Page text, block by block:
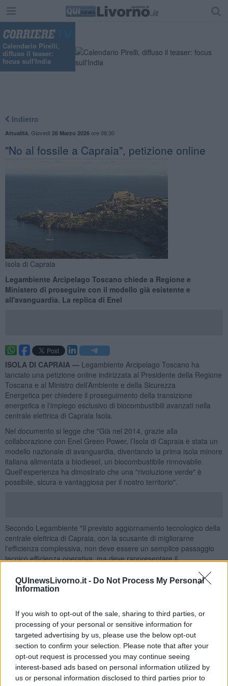
QUInewsLivorno.it - Do Not Process My Personal
Information
If you wish to opt-out of the sale, sharing to third parties, or
processing of your personal or sensitive information for
targeted advertising by us, please use the below opt-out
section to confirm your selection. Please note that after your
opt-out request is processed you may continue seeing
interest-based ads based on personal information utilized by
us or personal information disclosed to third parties prior to
Calendario Pirelli,
diffuso il teaser:
focus sull'India
Indietro
Attualità Giovedì 26 Marzo 2026ore 06:30
"No al fossile a Capraia", petizione online
Isola di Capraia
Legambiente Arcipelago Toscano chiede a Regione e
Ministero di proseguire con il modello già esistente e
all'avanguardia. La replica di Enel
ISOLA DI CAPRAIA — Legambiente Arcipelago Toscano ha
lanciato una petizione online indirizzata al Presidente della Regione
Toscana e al Ministro dell’Ambiente e della Sicurezza
Energetica per chiedere il proseguimento della transizione
energetica e l'impiego esclusivo di biocombustibili avanzati nella
centrale elettrica di Capraia Isola.
Nel documento si legge che "Già nel 2014, grazie alla
collaborazione con Enel Green Power, l’Isola di Capraia è stata un
modello nazionale di avanguardia, diventando la prima isola minore
italiana alimentata a biodiesel, un biocombustibile rinnovabile.
Quell'esperienza ha dimostrato che una "rivoluzione verde" è
possibile, sicura e vantaggiosa per il nostro territorio".
Secondo Legambiente "Il previsto aggiornamento tecnologico della
centrale elettrica di Capraia, con la scusante di migliorarne
l'efficienza complessiva, non deve essere un semplice passaggio
tecnico efficienza operativa, ma deve rappresentare il
Non possiamo accettare un ritorno a logiche fossili superate che
ignorano gli obiettivi di decarbonizzazione fissati dall'Europa".
Che la centrale elettrica di Capraia prosegua nel solco tracciato
oltre dieci anni fa, confermandosi laboratorio di eccellenza per la
transizione energetica nazionale, proponendo un mix di rinnovabili,
micro-grid intelligenti e sistemi di accumulo. Utilizzo di Biocarburanti
di Nuova Generazione: che l'aggiornamento tecnologico degli
impianti sia finalizzato all'utilizzo esclusivo dei nuovi biocombustibili
avanzati, come quelli che saranno a breve prodotti dal polo